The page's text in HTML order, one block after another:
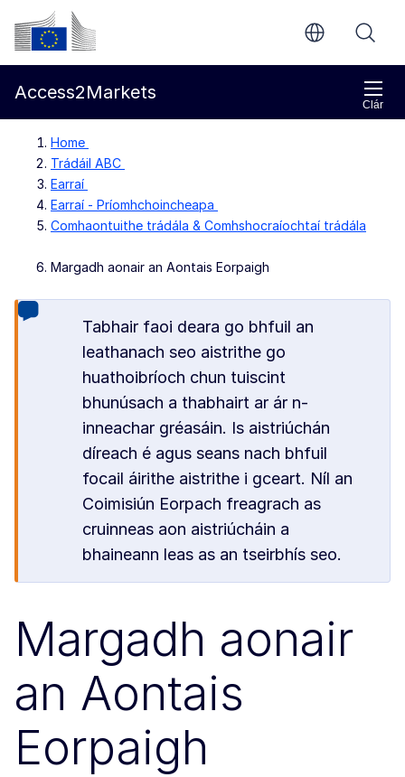
Chuig an bpríomhinneachar
Coimisiún Eorpach
Clár
Access2Markets
Home
Trádáil ABC
Earraí
Earraí - Príomhchoincheapa
Comhaontuithe trádála & Comhshocraíochtaí trádála
Margadh aonair an Aontais Eorpaigh
Tabhair faoi deara go bhfuil an
leathanach seo aistrithe go
huathoibríoch chun tuiscint
bhunúsach a thabhairt ar ár n-
inneachar gréasáin. Is aistriúchán
díreach é agus seans nach bhfuil
focail áirithe aistrithe i gceart. Níl an
Coimisiún Eorpach freagrach as
cruinneas aon aistriúcháin a
bhaineann leas as an tseirbhís seo.
Margadh aonair
an Aontais
Eorpaigh